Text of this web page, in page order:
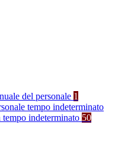
del personale 1
tempo indeterminato
tempo indeterminato 50